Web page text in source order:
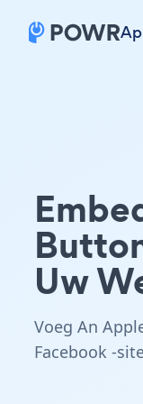
Uw
Voeg An
Facebook -